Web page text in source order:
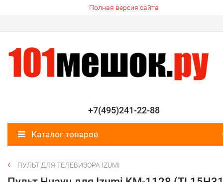
Полная версия сайта
+7(495)241-22-88
Каталог товаров
ПУЛЬТ ДЛЯ ТЕЛЕВИЗОРА IZUMI